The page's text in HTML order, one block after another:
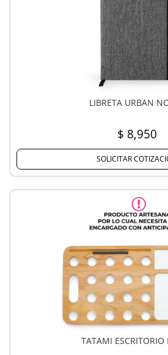
LIBRETA URBAN
$ 8,950
SOLICITAR
TATAMI ESCRITORIO